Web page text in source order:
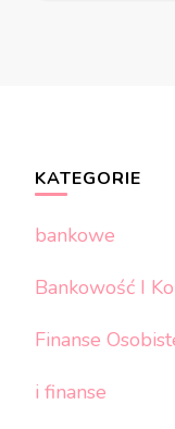
KATEGORIE
bankowe
Bankowość I
Finanse
i finanse